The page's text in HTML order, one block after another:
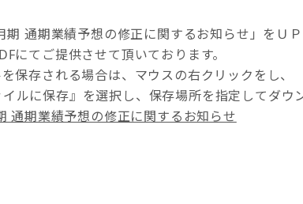
期 通期業績予想の修正に関するお知らせ」をＵＰ
にてご提供させて頂いております。
保存される場合は、マウスの右クリックをし、
イルに保存』を選択し、保存場所を指定してダウ
通期業績予想の修正に関するお知らせ